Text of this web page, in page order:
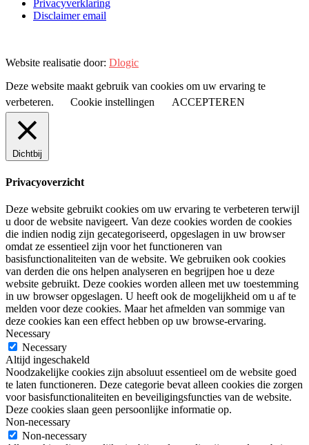
Privacyverklaring
Disclaimer email
Website realisatie door: Dlogic
Deze website maakt gebruik van cookies om uw ervaring te
verbeteren.
Cookie instellingen ACCEPTEREN
Dichtbij
Privacyoverzicht
Deze website gebruikt cookies om uw ervaring te verbeteren terwijl
u door de website navigeert. Van deze cookies worden de cookies
die indien nodig zijn gecategoriseerd, opgeslagen in uw browser
omdat ze essentieel zijn voor het functioneren van
basisfunctionaliteiten van de website. We gebruiken ook cookies
van derden die ons helpen analyseren en begrijpen hoe u deze
website gebruikt. Deze cookies worden alleen met uw toestemming
in uw browser opgeslagen. U heeft ook de mogelijkheid om u af te
melden voor deze cookies. Maar het afmelden van sommige van
deze cookies kan een effect hebben op uw browse-ervaring.
Necessary
Necessary
Altijd ingeschakeld
Noodzakelijke cookies zijn absoluut essentieel om de website goed
te laten functioneren. Deze categorie bevat alleen cookies die zorgen
voor basisfunctionaliteiten en beveiligingsfuncties van de website.
Deze cookies slaan geen persoonlijke informatie op.
Non-necessary
Non-necessary